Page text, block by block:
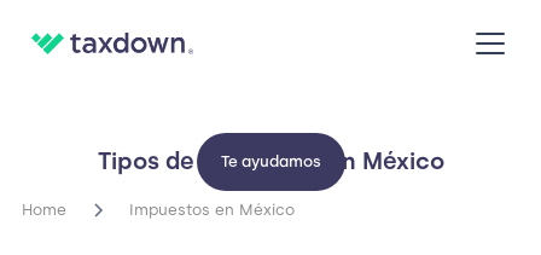
Tipos de impuestos en México
Te ayudamos
Home Impuestos en México